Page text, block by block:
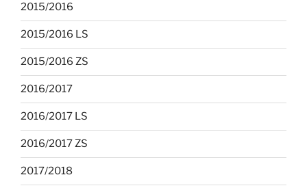
2015/2016
2015/2016 LS
2015/2016 ZS
2016/2017
2016/2017 LS
2016/2017 ZS
2017/2018